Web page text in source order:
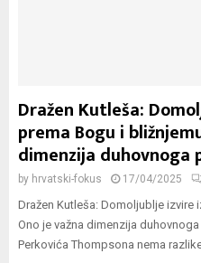
Dražen Kutleša:
prema Bogu i
dimenzija duhovnoga
by hrvatski-fokus 17/04/2025
Dražen Kutleša: Domoljublje izvire
Ono je važna dimenzija
Perkovića Thompsona nema